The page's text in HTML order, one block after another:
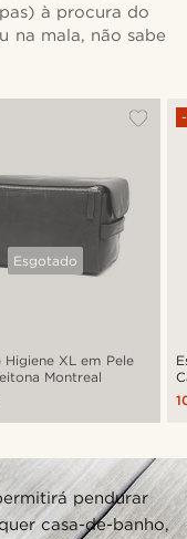
à procura do
na mala, não sabe
Esgotado
Higiene XL em Pele
Montreal
pendurar
casa-de-banho,